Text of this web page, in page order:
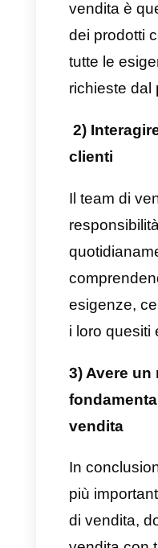
termine
prodotti.
Che
team e
aver
ciascun